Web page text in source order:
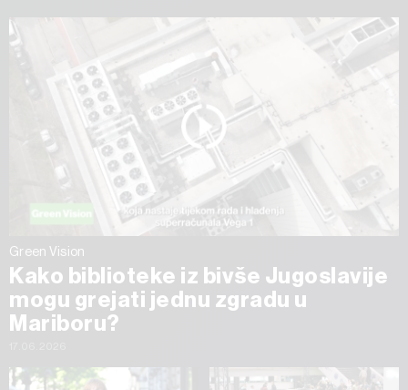
Green Vision
Kako biblioteke iz bivše Jugoslavije
mogu grejati jednu zgradu u
Mariboru?